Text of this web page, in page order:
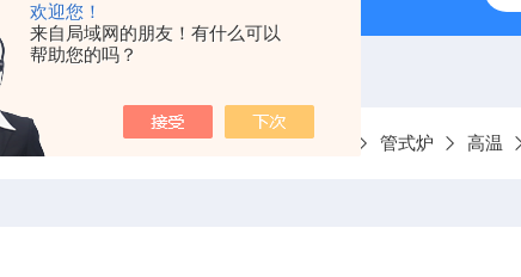
欢迎您！
来自局域网的朋友！有什么可以
帮助您的吗？
当前位置：首页 产品中心 管式炉 高温